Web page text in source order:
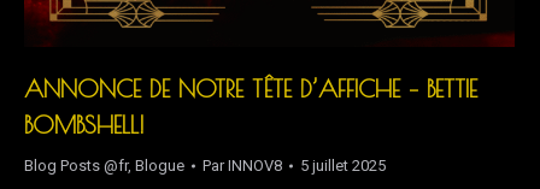
ANNONCE DE NOTRE TÊTE D’AFFICHE – BETTIE
BOMBSHELL!
Blog Posts @fr, Blogue ParINNOV8 5 juillet 2025